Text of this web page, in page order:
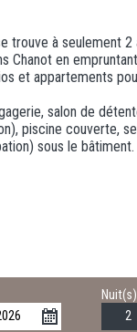
trouve à seulement
en
et appartements
salon de
piscine couverte,
sous le bâtiment.
Nuit(s)